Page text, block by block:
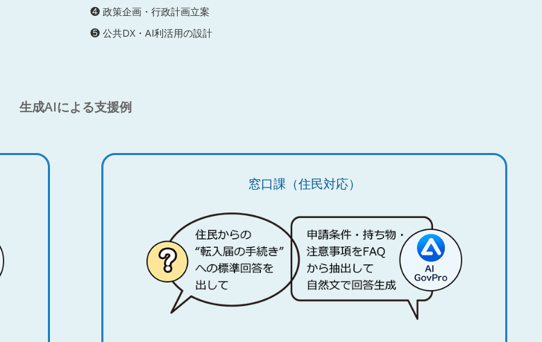
❹ 政策企画・行政計画立案
❺ 公共DX・AI利活用の設計
生成AIによる支援例
窓口課（住民対応）